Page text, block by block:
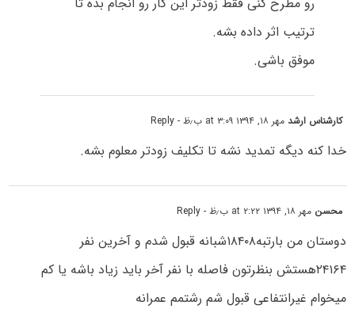
ترتیب اثر داده بشه.
موفق باشی.
کارشناس ارشدمهر ۱۸, ۱۳۹۴ at ۳:۰۹ ب٫ظ - Reply
خدا کنه دیگه تمدید نشه تا تکلیف زودتر معلوم بشه.
محسن مهر ۱۸, ۱۳۹۴ at ۲:۲۲ ب٫ظ - Reply
دوستان من بارتبه۱۸۴۰۸شبانه قبول شدم و آخرین نفر
۲۴۱۶۴هستش بنظرتون فاصله با نفر آخر باید زیاد باشه یا کم
میخوام غیرانتفاعی قبول شم رشتمم عمرانه